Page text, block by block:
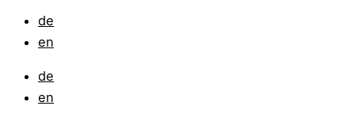
de
en
de
en